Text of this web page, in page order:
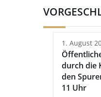
1. August
durch die
den
11 Uhr